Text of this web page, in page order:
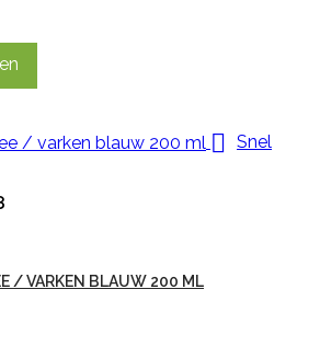
 Snel
/ VARKEN BLAUW 200 ML